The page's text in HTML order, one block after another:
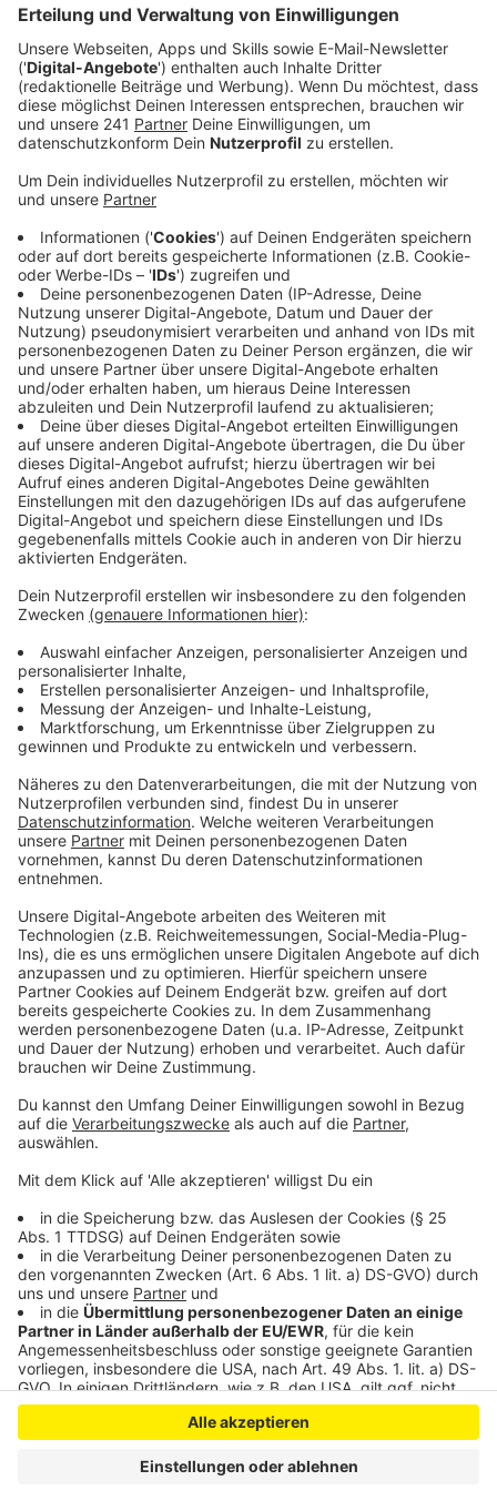
Anzeige
umstrukturiert und bei Personal und Material
aufgestockt.
Veröffentlicht:Montag, 26.02.2024 15:53
Anzeige
Unsere Feuerwehr sieht sich gut aufgestellt. Laut dem
Jahresbericht gab es 2022 bei der Berufsfeuerwehr
219 Einsatzkräfte und damit mehr als in den Jahren
davor. Und auch bei den freiwilligen Feuerwehren, gab
es ordentlich Zuwachs. Sowohl bei den Einsatzkräften
als auch bei der Jugend- und Kinderfeuerwehr.
Personalnot hat unsere Feuerwehr zwar nicht,
trotzdem gibt es auch hier weiterhin Probleme
langfristig Nachwuchs zu gewinnen, das sagt eine
Sprecherin. Um hier Abhilfe zu schaffen, hat die
Feuerwehr gerade eine neue Kampagne gestartet, bei
der sie auf ihr Ausbildungsprogramm zum Brandmeister
hinweist. 16 Plätze sollen ab April nächsten Jahres
die Möglichkeit für den körperlichen Eignungstest bei
müssen die Bewerber zum Beispiel einen Dummy mit
Saustoffflasche ziehen, Liegestütze machen,
Leitersteigen sowie Tauchen und Schwimmen. Die
Bewerbungsphase läuft noch bis Mitte April.
Anzeige
Weitere Meldungen aus Leverkusen
Zeugensuche: Graffiti auf Leverkusener Rheinbrücke
Kein Engpass auf Kinderintensivstation in Leverkusen
In Leverkusen werden mehr Menschen mit
Anzeige
Anzeige